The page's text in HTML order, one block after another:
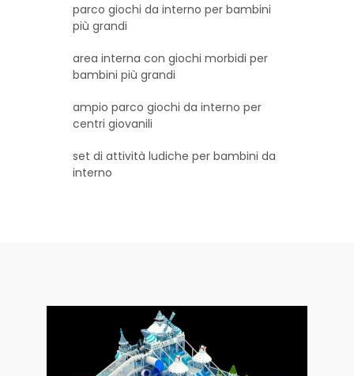
parco giochi da interno per bambini
più grandi
area interna con giochi morbidi per
bambini più grandi
ampio parco giochi da interno per
centri giovanili
set di attività ludiche per bambini da
interno